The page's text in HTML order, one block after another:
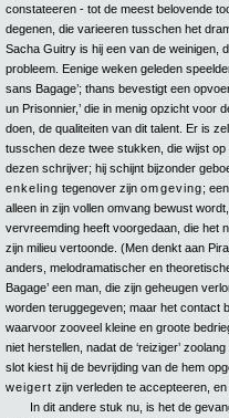
constateeren - tot de meest belovende
degenen, die varieeren tusschen het
Sacha Guitry is hij een van de weinigen,
probleem. Eenige weken geleden
sans Bagage’; thans bevestigt een
un Prisonnier,’ die in menig opzicht voor
doen, de qualiteiten van dit talent. Er is
tusschen deze twee stukken, die wijst
dezen schrijver; hij schijnt bijzonder
enkeling tegenover zijnomgeving;
alleen in zijn vollen omvang bewust
vervreemding heeft voorgedaan, die het
zijn milieu vertoonde. (Men denkt aan
anders, melodramatischer en
Bagage’ een man, die zijn geheugen
worden teruggegeven; maar het contact
waarvoor zooveel kleine en groote
niet herstellen, nadat de ‘reiziger’
slot kiest hij de bevrijding van de hem
weigert zijn verleden te accepteeren,
In dit andere stuk nu, is het de